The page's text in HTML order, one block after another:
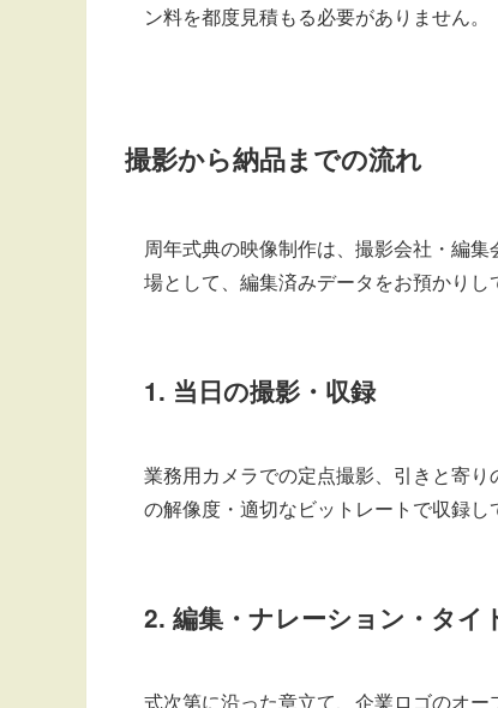
ン料を都度見積もる必要がありません。
撮影から納品までの流れ
周年式典の映像制作は、撮影会社・編
場として、編集済みデータをお預かりし
1. 当日の撮影・収録
業務用カメラでの定点撮影、引きと寄
の解像度・適切なビットレートで収録し
2. 編集・ナレーション・タイ
式次第に沿った章立て、企業ロゴのオ